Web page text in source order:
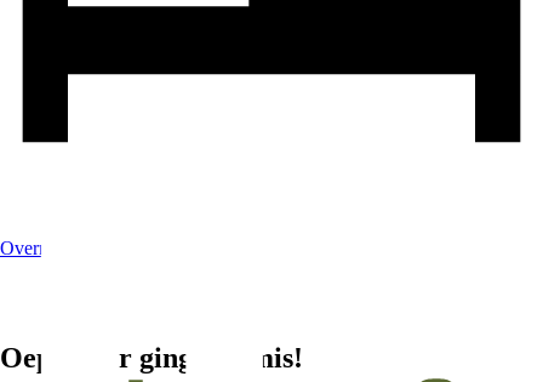
Overnachten
Oeps… Er ging iets mis!